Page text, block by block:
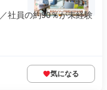
社員の約90％が未経験
気になる